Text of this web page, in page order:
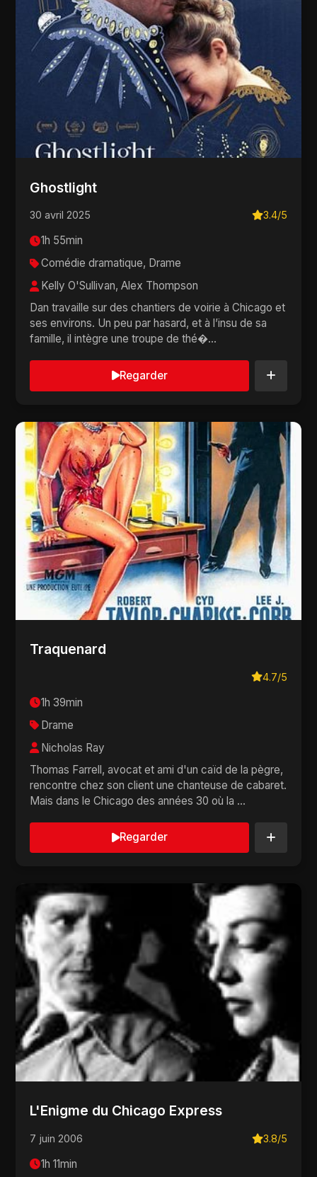
Ghostlight
30 avril 2025 3.4/5
1h 55min
Comédie dramatique, Drame
Kelly O'Sullivan, Alex Thompson
Dan travaille sur des chantiers de voirie à Chicago et
ses environs. Un peu par hasard, et à l’insu de sa
famille, il intègre une troupe de thé�...
Regarder
Traquenard
4.7/5
1h 39min
Drame
Nicholas Ray
Thomas Farrell, avocat et ami d'un caïd de la pègre,
rencontre chez son client une chanteuse de cabaret.
Mais dans le Chicago des années 30 où la ...
Regarder
L'Enigme du Chicago Express
7 juin 2006 3.8/5
1h 11min